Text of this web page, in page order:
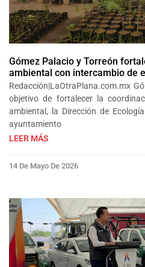
Gómez Palacio y Torreón
ambiental con intercambio de
Redacción|LaOtraPlana.com.mx
objetivo de fortalecer la
ambiental, la Dirección de
ayuntamiento
LEER MÁS
14 De Mayo De 2026